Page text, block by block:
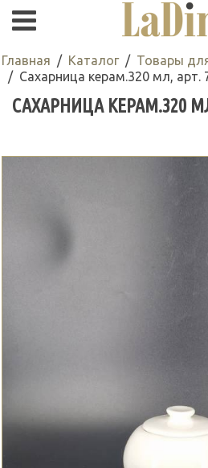
Главная Каталог
Товары
Сахарница керам.320 мл, арт.
САХАРНИЦА КЕРАМ.320